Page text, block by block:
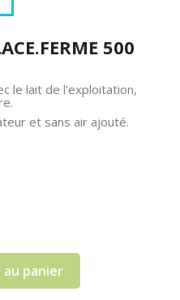
500
le lait de l'exploitation,
et sans air ajouté.
panier